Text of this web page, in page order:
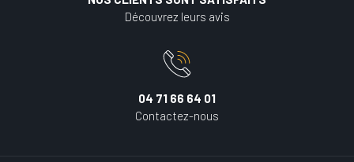
Découvrez leurs avis
04 71 66 64 01
Contactez-nous